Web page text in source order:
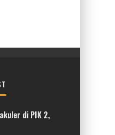
di PIK 2,